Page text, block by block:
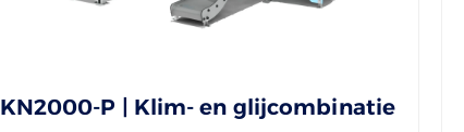
KN2000-P | Klim- en glijcombinatie